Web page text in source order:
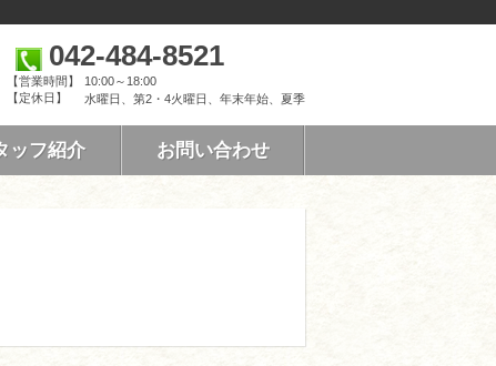
042-484-8521
【営業時間】
10:00～18:00
【定休日】
水曜日、第2・4火曜日、年末年始、夏季
ッフ紹介 お問い合わせ